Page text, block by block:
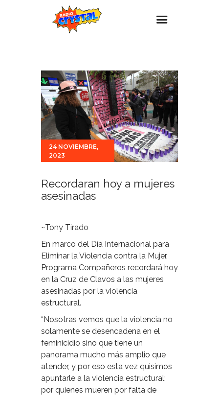
Estaciones
Eventos
Promociones
Noticias
Para ti
Contacto
24 NOVIEMBRE,
2023
Recordaran hoy a mujeres
asesinadas
~Tony Tirado
En marco del Día Internacional para
Eliminar la Violencia contra la Mujer,
Programa Compañeros recordará hoy
en la Cruz de Clavos a las mujeres
asesinadas por la violencia
estructural.
“Nosotras vemos que la violencia no
solamente se desencadena en el
feminicidio sino que tiene un
panorama mucho más amplio que
atender, y por eso esta vez quisimos
apuntarle a la violencia estructural;
por quienes mueren por falta de